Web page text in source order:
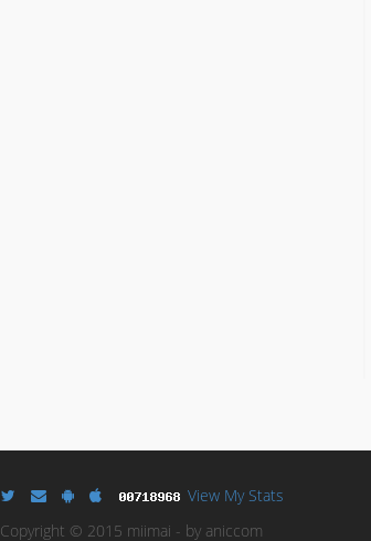
View My Stats
Copyright © 2015 miimai - by aniccom